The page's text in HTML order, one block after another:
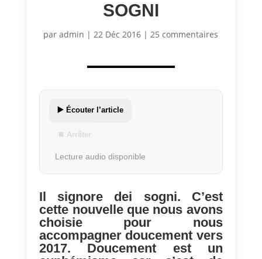
SOGNI
paradmin |22 Déc 2016 |25 commentaires
▶️ Écouter l’article
⏹ Arrêter
Lecture audio disponible
Il signore dei sogni. C’est
cette nouvelle que nous avons
choisie pour nous
accompagner doucement vers
2017. Doucement est un